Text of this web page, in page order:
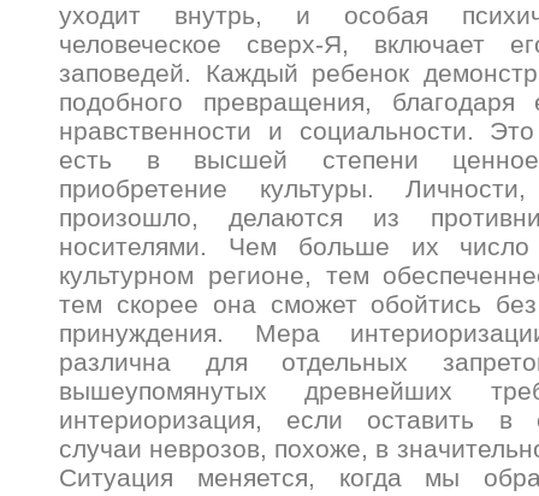
уходит внутрь, и особая
человеческое сверх-Я, включает
заповедей. Каждый ребенок
подобного превращения,
нравственности и социальности.
есть в высшей степени ценное
приобретение культуры.
произошло, делаются из
носителями. Чем больше их
культурном регионе, тем
тем скорее она сможет обойтись
принуждения. Мера
различна для отдельных
вышеупомянутых древнейших
интериоризация, если оставить в
случаи неврозов, похоже, в
Ситуация меняется, когда мы